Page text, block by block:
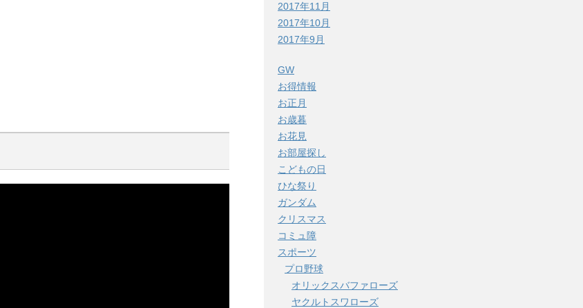
2017年11月
2017年10月
2017年9月
GW
お得情報
お正月
お歳暮
お花見
お部屋探し
こどもの日
ひな祭り
ガンダム
クリスマス
コミュ障
スポーツ
プロ野球
オリックスバファローズ
ヤクルトスワローズ